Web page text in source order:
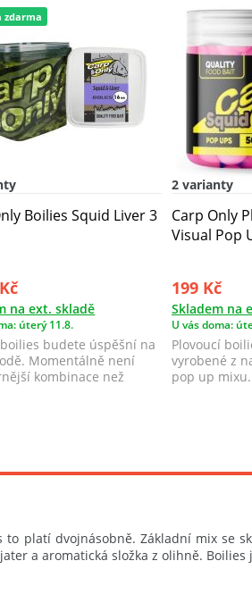
zdarma
Boilies Squid Liver 3
na ext. skladě
úterý 11.8.
budete úspěšní na
Momentálně není
kombinace než
2 varianty
Carp Only
Visual Pop
199 Kč
Skladem na
U vás doma:
Plovoucí
vyrobené z
pop up
platí dvojnásobně. Základní mix se
a aromatická složka z olihně.